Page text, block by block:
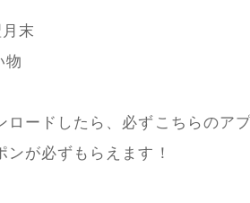
末
物
ロードしたら、必ずこちらのア
が必ずもらえます！